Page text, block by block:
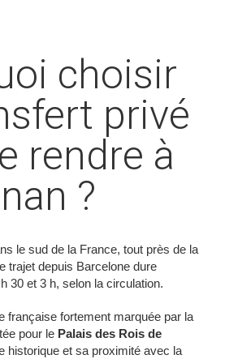
choisir
privé
rendre à
?
le sud de la France, tout près de la
trajet depuis Barcelone dure
30 et 3 h, selon la circulation.
française fortement marquée par la
pour le Palais des Rois de
historique et sa proximité avec la